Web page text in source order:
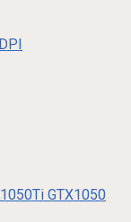
GTX1050